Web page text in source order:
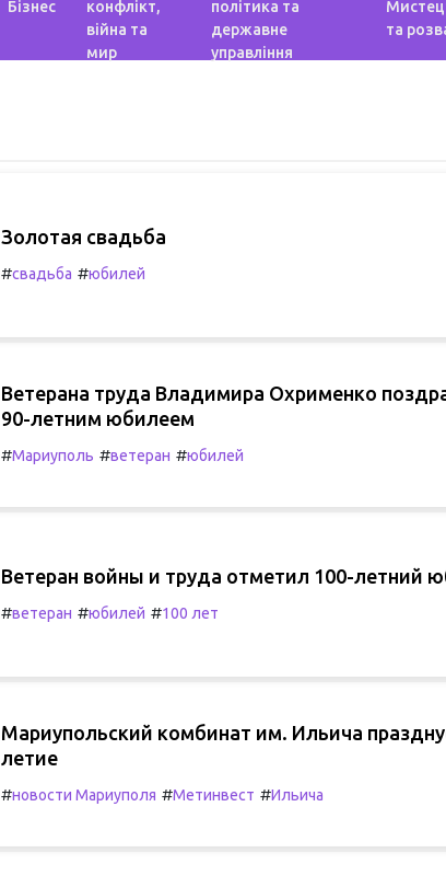
Бізнес
конфлікт,
війна та
мир
політика та
державне
управління
та
Золотая свадьба
#свадьба #юбилей
Ветерана труда Владимира Охрименко
90-летним юбилеем
#Мариуполь #ветеран #юбилей
Ветеран войны и труда отметил 100-летний
#ветеран #юбилей #100 лет
Мариупольский комбинат им. Ильича
летие
#новости Мариуполя #Метинвест #Ильича